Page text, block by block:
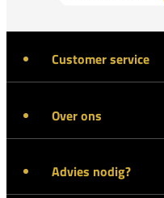
Customer service
Over ons
Advies nodig?